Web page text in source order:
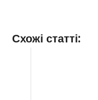
Схожі статті: